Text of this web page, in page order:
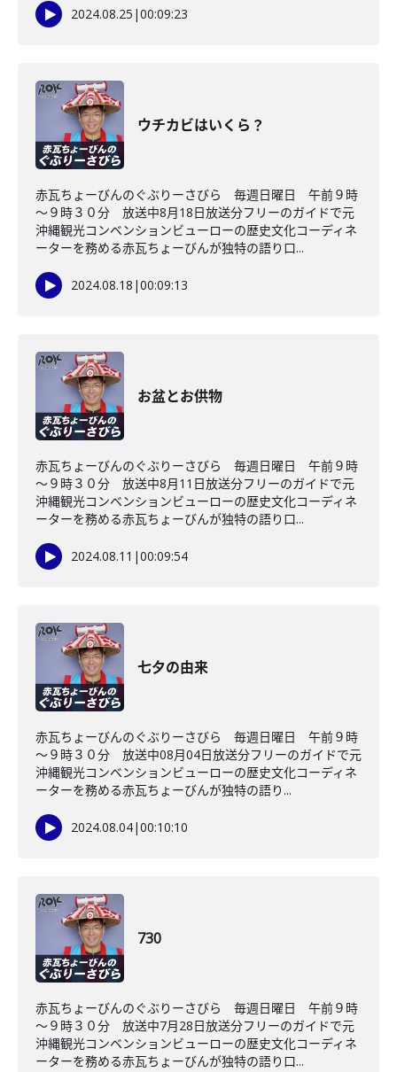
2024.08.25 |00:09:23
ウチカビはいくら？
赤瓦ちょーびんのぐぶりーさびら 毎週日曜日 午前９時
～９時３０分 放送中8月18日放送分フリーのガイドで元
沖縄観光コンベンションビューローの歴史文化コーディネ
ーターを務める赤瓦ちょーびんが独特の語り口...
2024.08.18 |00:09:13
お盆とお供物
赤瓦ちょーびんのぐぶりーさびら 毎週日曜日 午前９時
～９時３０分 放送中8月11日放送分フリーのガイドで元
沖縄観光コンベンションビューローの歴史文化コーディネ
ーターを務める赤瓦ちょーびんが独特の語り口...
2024.08.11 |00:09:54
七夕の由来
赤瓦ちょーびんのぐぶりーさびら 毎週日曜日 午前９時
～９時３０分 放送中08月04日放送分フリーのガイドで元
沖縄観光コンベンションビューローの歴史文化コーディネ
ーターを務める赤瓦ちょーびんが独特の語り...
2024.08.04|00:10:10
730
赤瓦ちょーびんのぐぶりーさびら 毎週日曜日 午前９時
～９時３０分 放送中7月28日放送分フリーのガイドで元
沖縄観光コンベンションビューローの歴史文化コーディネ
ーターを務める赤瓦ちょーびんが独特の語り口...